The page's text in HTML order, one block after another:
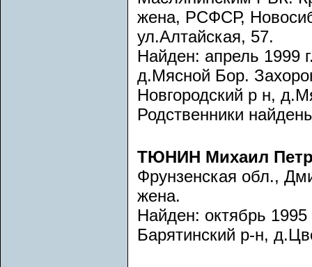
жена, РСФСР,
ул.Алтайская, 57.
Найден: апрель 1999
д.Мясной Бор.
Новгородский р н,
Родственники
ТЮНИН Михаил
Фрунзенская обл.,
жена.
Найден: октябрь
Барятинский р-н,